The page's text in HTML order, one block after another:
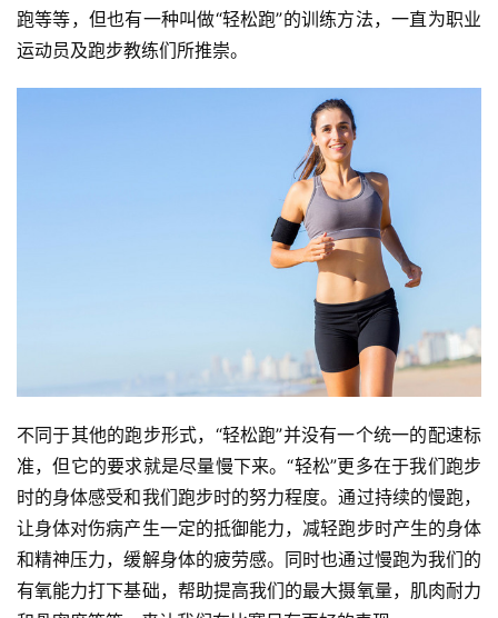
跑等等，但也有一种叫做“轻松跑”的训练方法，一直为职业
运动员及跑步教练们所推崇。
不同于其他的跑步形式，“轻松跑”并没有一个统一的配速标
准，但它的要求就是尽量慢下来。“轻松”更多在于我们跑步
时的身体感受和我们跑步时的努力程度。通过持续的慢跑，
让身体对伤病产生一定的抵御能力，减轻跑步时产生的身体
和精神压力，缓解身体的疲劳感。同时也通过慢跑为我们的
有氧能力打下基础，帮助提高我们的最大摄氧量，肌肉耐力